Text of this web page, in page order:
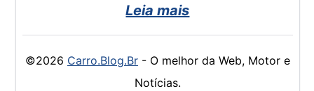
Leia mais
©2026 Carro.Blog.Br- O melhor da Web, Motor e
Notícias.